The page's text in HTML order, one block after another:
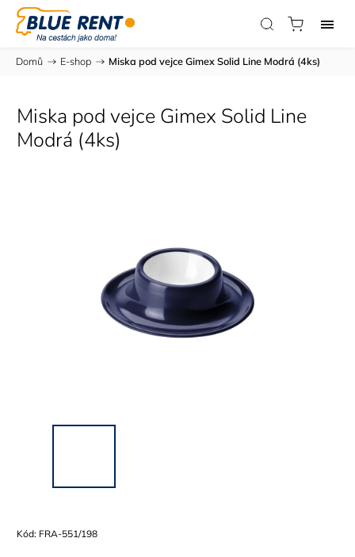
Domů / E-shop / Miska pod vejce Gimex Solid Line Modrá (4ks)
Miska pod vejce Gimex Solid Line
Modrá (4ks)
Kód: FRA-551/198